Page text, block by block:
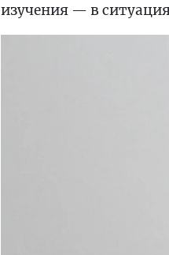
изучения — в